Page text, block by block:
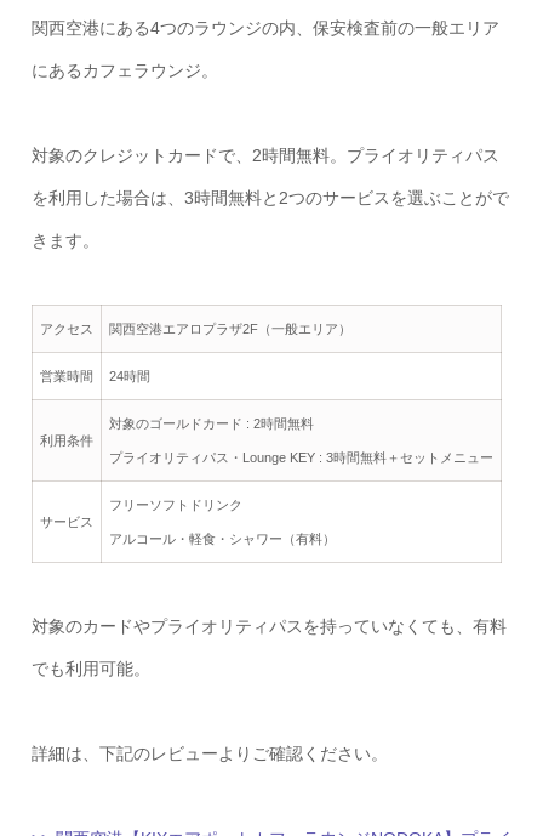
関西空港にある4つのラウンジの内、保安検査前の一般エリア
にあるカフェラウンジ。
対象のクレジットカードで、2時間無料。プライオリティパス
を利用した場合は、3時間無料と2つのサービスを選ぶことがで
きます。
アクセス 関西空港エアロプラザ2F（一般エリア）
営業時間 24時間
利用条件
対象のゴールドカード : 2時間無料
プライオリティパス・Lounge KEY : 3時間無料＋セットメニュー
サービス
フリーソフトドリンク
アルコール・軽食・シャワー（有料）
対象のカードやプライオリティパスを持っていなくても、有料
でも利用可能。
詳細は、下記のレビューよりご確認ください。